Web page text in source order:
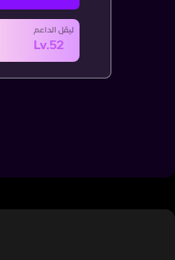
ليڤل الداعم
Lv.52